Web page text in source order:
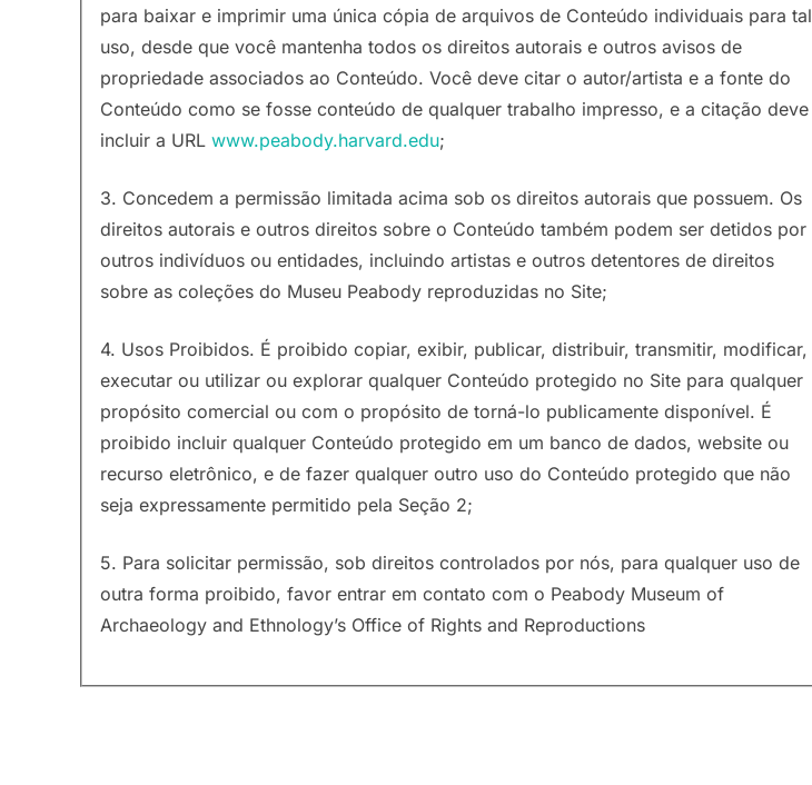
para baixar e imprimir uma única cópia de arquivos de Conteúdo individuais para tal
uso, desde que você mantenha todos os direitos autorais e outros avisos de
propriedade associados ao Conteúdo. Você deve citar o autor/artista e a fonte do
Conteúdo como se fosse conteúdo de qualquer trabalho impresso, e a citação deve
incluir a URL www.peabody.harvard.edu;
3. Concedem a permissão limitada acima sob os direitos autorais que possuem. Os
direitos autorais e outros direitos sobre o Conteúdo também podem ser detidos por
outros indivíduos ou entidades, incluindo artistas e outros detentores de direitos
sobre as coleções do Museu Peabody reproduzidas no Site;
4. Usos Proibidos. É proibido copiar, exibir, publicar, distribuir, transmitir, modificar,
executar ou utilizar ou explorar qualquer Conteúdo protegido no Site para qualquer
propósito comercial ou com o propósito de torná-lo publicamente disponível. É
proibido incluir qualquer Conteúdo protegido em um banco de dados, website ou
recurso eletrônico, e de fazer qualquer outro uso do Conteúdo protegido que não
seja expressamente permitido pela Seção 2;
5. Para solicitar permissão, sob direitos controlados por nós, para qualquer uso de
outra forma proibido, favor entrar em contato com o Peabody Museum of
Archaeology and Ethnology’s Office of Rights and Reproductions